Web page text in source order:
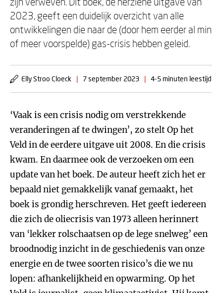
2023, geeft een duidelijk overzicht van alle
ontwikkelingen die naar de (door hem eerder al min
of meer voorspelde) gas-crisis hebben geleid.
Elly Stroo Cloeck | 7 september 2023 | 4-5 minuten leestijd
‘Vaak is een crisis nodig om verstrekkende
veranderingen af te dwingen’, zo stelt Op het
Veld in de eerdere uitgave uit 2008. En die crisis
kwam. En daarmee ook de verzoeken om een
update van het boek. De auteur heeft zich het er
bepaald niet gemakkelijk vanaf gemaakt, het
boek is grondig herschreven. Het geeft iedereen
die zich de oliecrisis van 1973 alleen herinnert
van ‘lekker rolschaatsen op de lege snelweg’ een
broodnodig inzicht in de geschiedenis van onze
energie en de twee soorten risico’s die we nu
lopen: afhankelijkheid en opwarming. Op het